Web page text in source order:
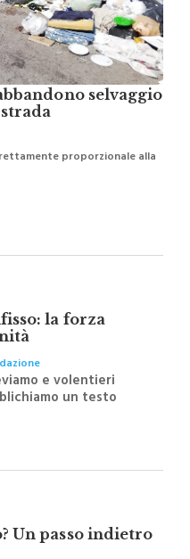
selvaggio
proporzionale alla
la forza
e volentieri
un testo
dalla scrittrice
Mariella
Un passo indietro